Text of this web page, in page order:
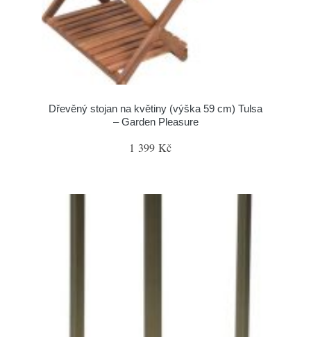
Dřevěný stojan na květiny (výška 59 cm) Tulsa
– Garden Pleasure
1 399 Kč